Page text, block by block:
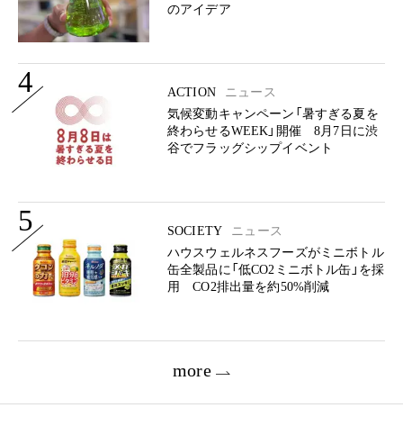
のアイデア
4 ACTION
ニュース
気候変動キャンペーン「暑すぎる夏を
終わらせるWEEK」開催 8月7日に渋
谷でフラッグシップイベント
5 SOCIETY
ニュース
ハウスウェルネスフーズがミニボトル
缶全製品に「低CO2ミニボトル缶」を採
用 CO2排出量を約50%削減
more